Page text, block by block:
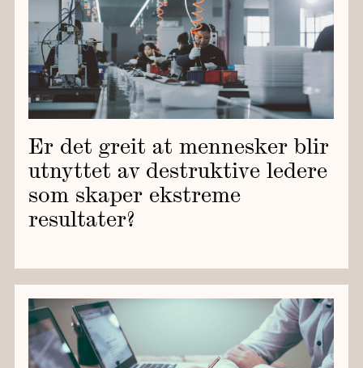
Er det greit at mennesker blir
utnyttet av destruktive ledere
som skaper ekstreme
resultater?